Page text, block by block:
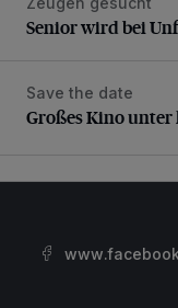
Senior wird bei
Senior wird bei
Großes Kino unter
Save the date
Großes Kino